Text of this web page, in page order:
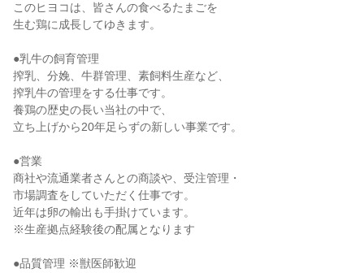
このヒヨコは、皆さんの食べるたまごを
生む鶏に成長してゆきます。
●乳牛の飼育管理
搾乳、分娩、牛群管理、素飼料生産など、
搾乳牛の管理をする仕事です。
養鶏の歴史の長い当社の中で、
立ち上げから20年足らずの新しい事業です。
●営業
商社や流通業者さんとの商談や、受注管理・
市場調査をしていただく仕事です。
近年は卵の輸出も手掛けています。
※生産拠点経験後の配属となります
●品質管理 ※獣医師歓迎